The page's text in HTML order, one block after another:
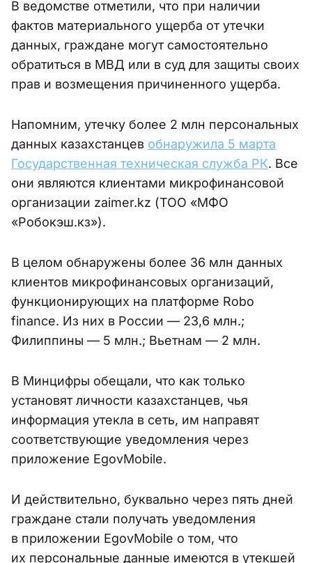
В ведомстве отметили, что при наличии
фактов материального ущерба от утечки
данных, граждане могут самостоятельно
обратиться в МВД или в суд для защиты своих
прав и возмещения причиненного ущерба.
Напомним, утечку более 2 млн персональных
данных казахстанцев обнаружила 5 марта
Государственная техническая служба РК. Все
они являются клиентами микрофинансовой
организации zaimer.kz (ТОО «МФО
«Робокэш.кз»).
В целом обнаружены более 36 млн данных
клиентов микрофинансовых организаций,
функционирующих на платформе Robo
finance. Из них в России — 23,6 млн.;
Филиппины — 5 млн.; Вьетнам — 2 млн.
В Минцифры обещали, что как только
установят личности казахстанцев, чья
информация утекла в сеть, им направят
соответствующие уведомления через
приложение EgovMobile.
И действительно, буквально через пять дней
граждане стали получать уведомления
в приложении EgovMobile о том, что
их персональные данные имеются в утекшей